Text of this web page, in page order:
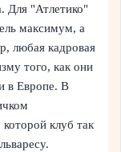
Для "Атлетико"
максимум, а
любая кадровая
того, как они
в Европе. В
клуб так